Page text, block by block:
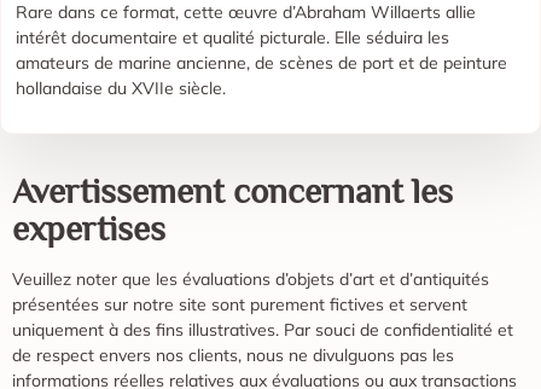
Rare dans ce format, cette œuvre d’Abraham Willaerts allie
intérêt documentaire et qualité picturale. Elle séduira les
amateurs de marine ancienne, de scènes de port et de peinture
hollandaise du XVIIe siècle.
Avertissement concernant les
expertises
Veuillez noter que les évaluations d’objets d’art et d’antiquités
présentées sur notre site sont purement fictives et servent
uniquement à des fins illustratives. Par souci de confidentialité et
de respect envers nos clients, nous ne divulguons pas les
informations réelles relatives aux évaluations ou aux transactions